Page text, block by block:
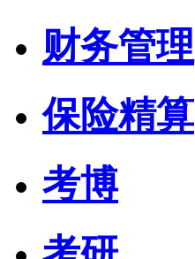
财务管理
保险精算
考博